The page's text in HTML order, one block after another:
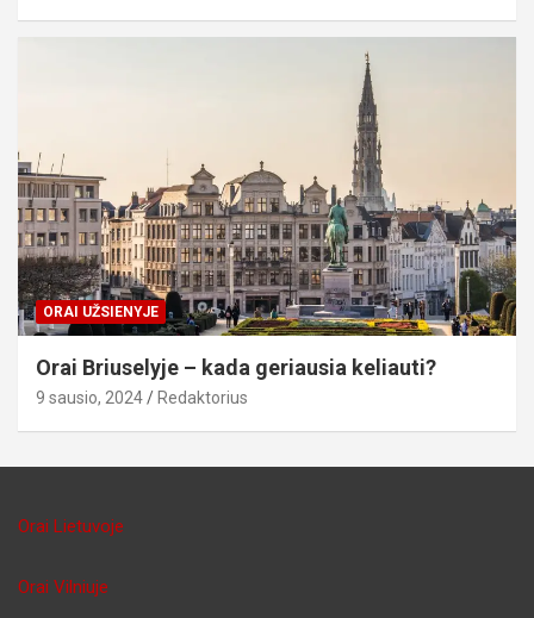
ORAI UŽSIENYJE
Orai Briuselyje – kada geriausia keliauti?
9 sausio, 2024 Redaktorius
Orai Lietuvoje
Orai Vilniuje